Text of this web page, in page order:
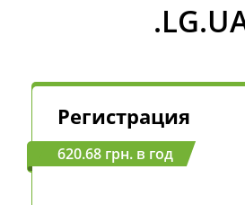
Регистрация
620.68 грн. в год